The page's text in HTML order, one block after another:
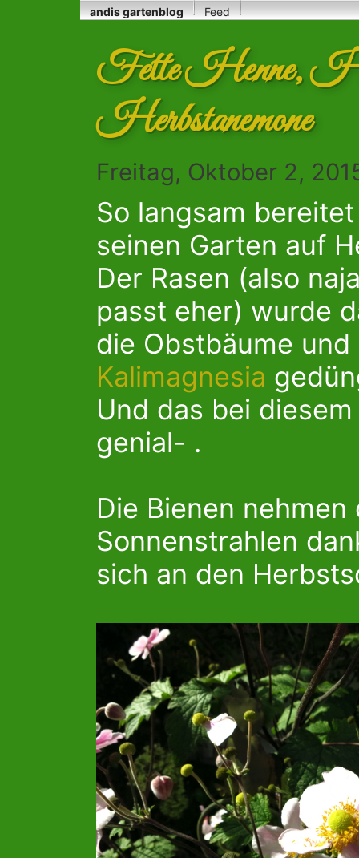
andis gartenblog Feed
Fette Henne,
Herbstanemone
Freitag, Oktober 2,
So langsam
seinen Garten auf
Der Rasen (also
passt eher) wurde
die Obstbäume und
Kalimagnesia
Und das bei
genial- .
Die Bienen
Sonnenstrahlen
sich an den